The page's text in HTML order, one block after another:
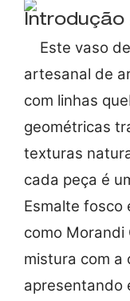
Introdução
Este vaso
artesanal de
com linhas
geométricas
texturas
cada peça é
Esmalte fosco
como Morandi
mistura com a
apresentando